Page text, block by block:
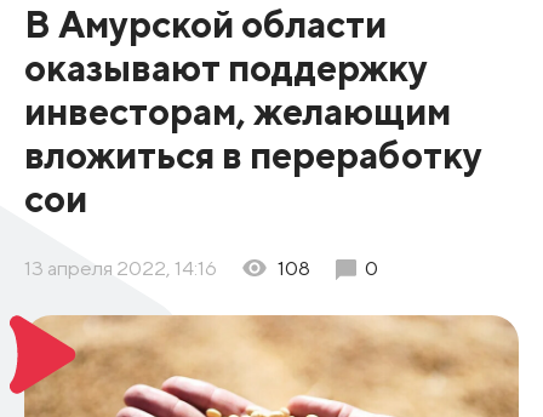
В Амурской области
оказывают поддержку
инвесторам, желающим
вложиться в переработку
сои
13 апреля 2022, 14:16 108 0